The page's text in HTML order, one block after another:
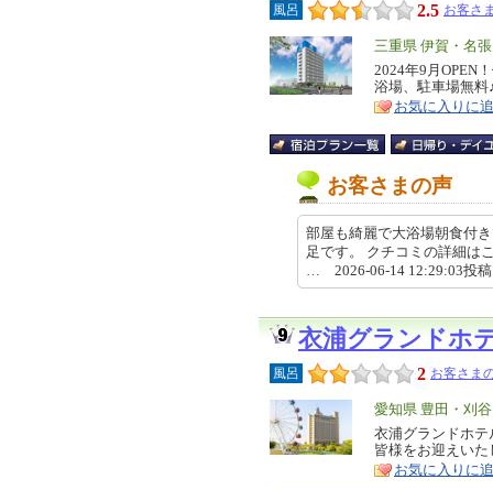
風呂 2.5 お客さ
エ
リ
ア
三重県 伊賀・名張
特
徴
2024年9月OPEN
浴場、駐車場無
お気に入りに
お客さまの声
部屋も綺麗で大浴場朝食付
足です。 クチコミの詳細は
… 2026-06-14 12:29:03投
衣浦グランドホ
風呂 2 お客さま
エ
リ
ア
愛知県 豊田・刈
特
徴
衣浦グランドホ
皆様をお迎えいた
お気に入りに